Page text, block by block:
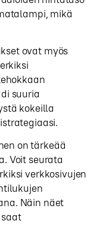
mikä
ovat myös
suuria
kokeilla
on tärkeää
Voit seurata
verkkosivujen
Näin näet